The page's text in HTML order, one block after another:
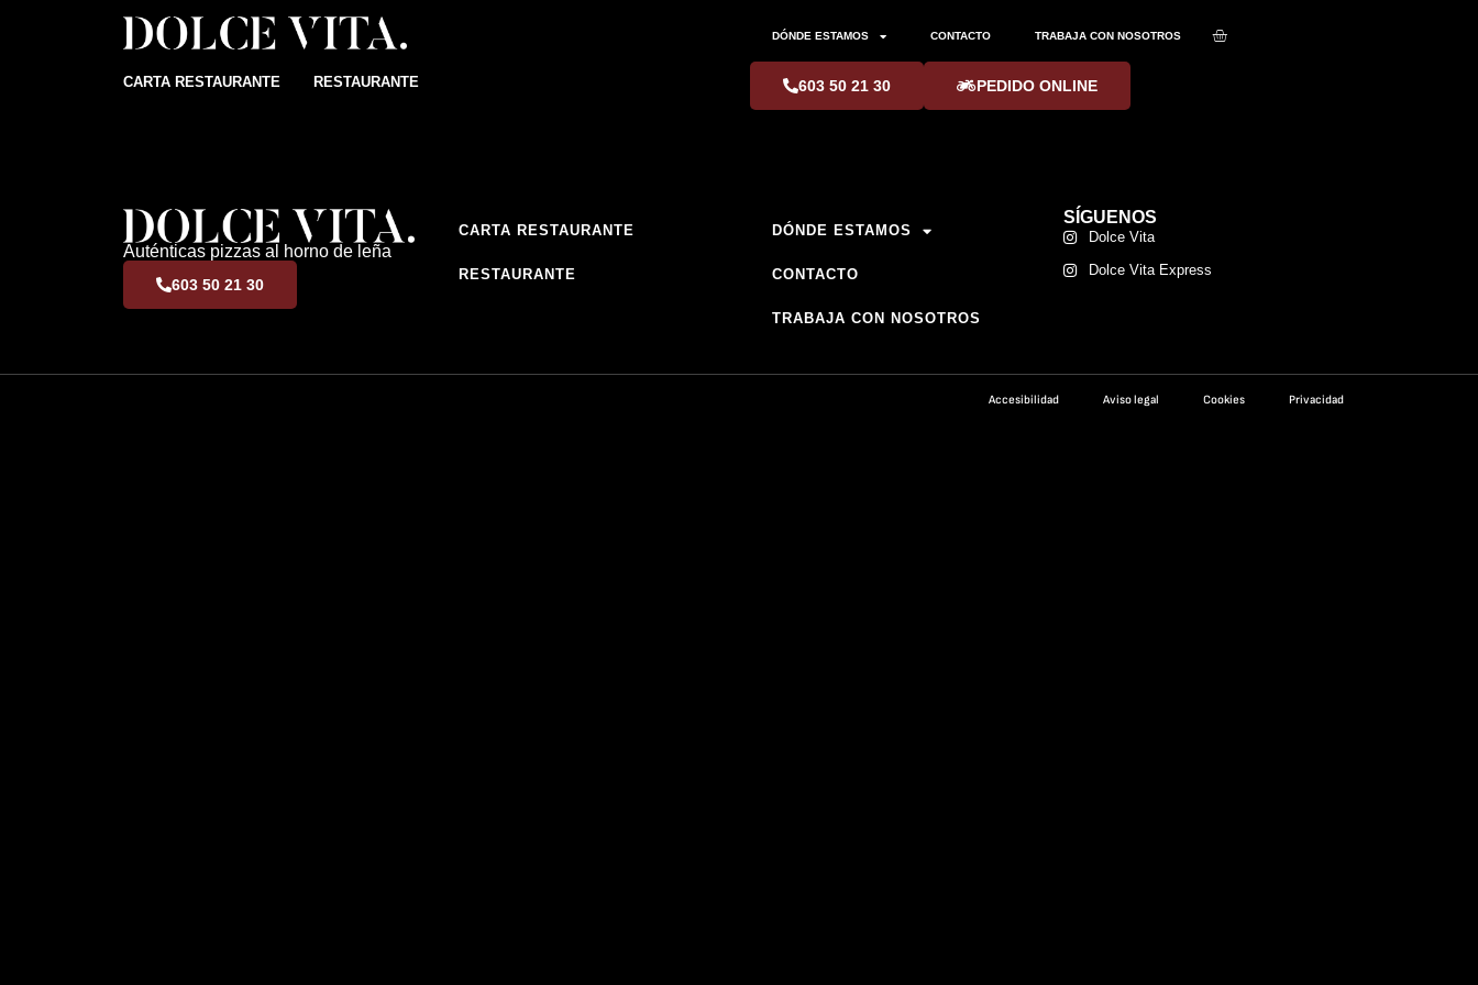
CARTA RESTAURANTE RESTAURANTE
DÓNDE ESTAMOS CONTACTO TRABAJA CON NOSOTROS
603 50 21 30 PEDIDO ONLINE
Auténticas pizzas al horno de leña
603 50 21 30
CARTA RESTAURANTE
RESTAURANTE
DÓNDE ESTAMOS
CONTACTO
TRABAJA CON NOSOTROS
SÍGUENOS
Dolce Vita
Dolce Vita Express
Accesibilidad Aviso legal Cookies Privacidad